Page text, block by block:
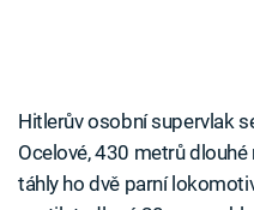
Hitlerův osobní supervlak
Ocelové, 430 metrů
táhly ho dvě parní